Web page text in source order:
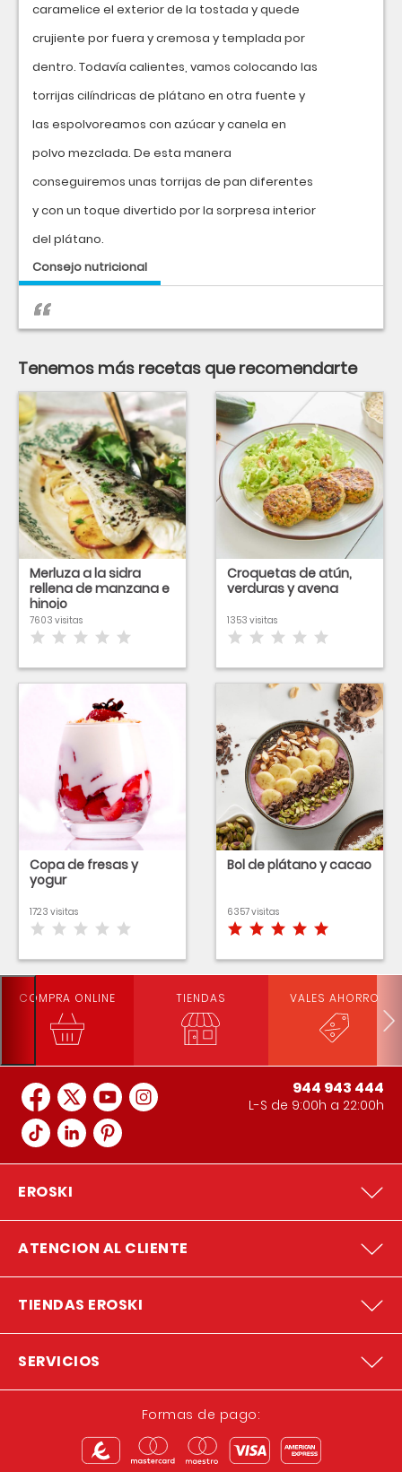
caramelice el exterior de la tostada y quede
crujiente por fuera y cremosa y templada por
dentro. Todavía calientes, vamos colocando las
torrijas cilíndricas de plátano en otra fuente y
las espolvoreamos con azúcar y canela en
polvo mezclada. De esta manera
conseguiremos unas torrijas de pan diferentes
y con un toque divertido por la sorpresa interior
del plátano.
Consejo nutricional
Tenemos más recetas que recomendarte
Merluza a la sidra
rellena de manzana e
hinojo
7603 visitas
Croquetas de atún,
verduras y avena
1353 visitas
Copa de fresas y
yogur
1723 visitas
Bol de plátano y cacao
6357 visitas
COMPRA ONLINE TIENDAS VALES AHORRO
944 943 444
L-S de 9:00h a 22:00h
EROSKI
ATENCION AL CLIENTE
TIENDAS EROSKI
SERVICIOS
Formas de pago: